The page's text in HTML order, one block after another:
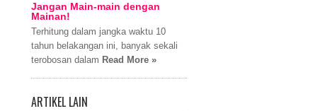
Jangan Main-main dengan
Mainan!
Terhitung dalam jangka waktu 10
tahun belakangan ini, banyak sekali
terobosan dalam Read More »
ARTIKEL LAIN